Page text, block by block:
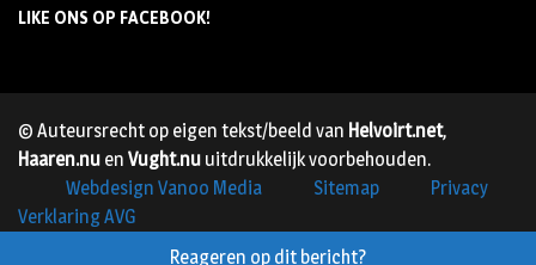
LIKE ONS OP FACEBOOK!
Reageren op dit bericht?
© Auteursrecht op eigen tekst/beeld van Helvoirt.net,
Haaren.nu en Vught.nu uitdrukkelijk voorbehouden.
Webdesign Vanoo Media
Sitemap
Privacy
Verklaring AVG